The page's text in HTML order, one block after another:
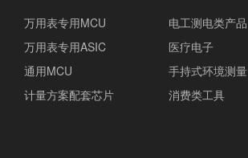
万用表专用MCU
万用表专用ASIC
通用MCU
计量方案配套芯片
电工测电类产品
医疗电子
手持式环境测量
消费类工具